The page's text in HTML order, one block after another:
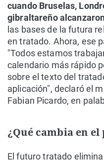
cuando Bruselas,
gibraltareño
las bases de la futura
en tratado. Ahora, ese
"Todos estamos
calendario más rápido
sobre el texto del
aplicación", declaró el
Fabian Picardo, en
¿Qué cambia en el
El futuro tratado